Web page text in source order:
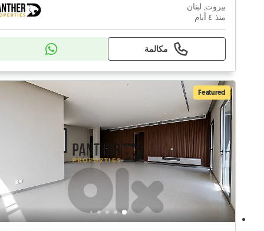
بيروت, لبنان
منذ ٤ أيام
مكالمة
Featured